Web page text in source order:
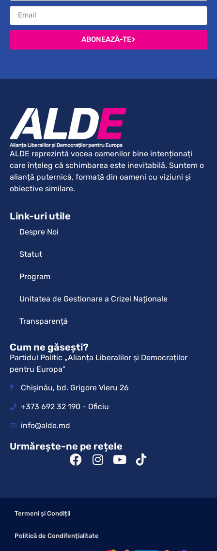
ABONEAZĂ-TE
ALDE reprezintă vocea oamenilor bine intenționați
care înțeleg că schimbarea este inevitabilă. Suntem o
alianță puternică, formată din oameni cu viziuni și
obiective similare.
Link-uri utile
Despre Noi
Statut
Program
Unitatea de Gestionare a Crizei Naționale
Transparență
Cum ne găsești?
Partidul Politic „Alianța Liberalilor și Democraților
pentru Europa”
Chișinău, bd. Grigore Vieru 26
+373 692 32 190 - Oficiu
info@alde.md
Urmărește-ne pe rețele
Termeni și Condiții
Politică de Condifențialitate